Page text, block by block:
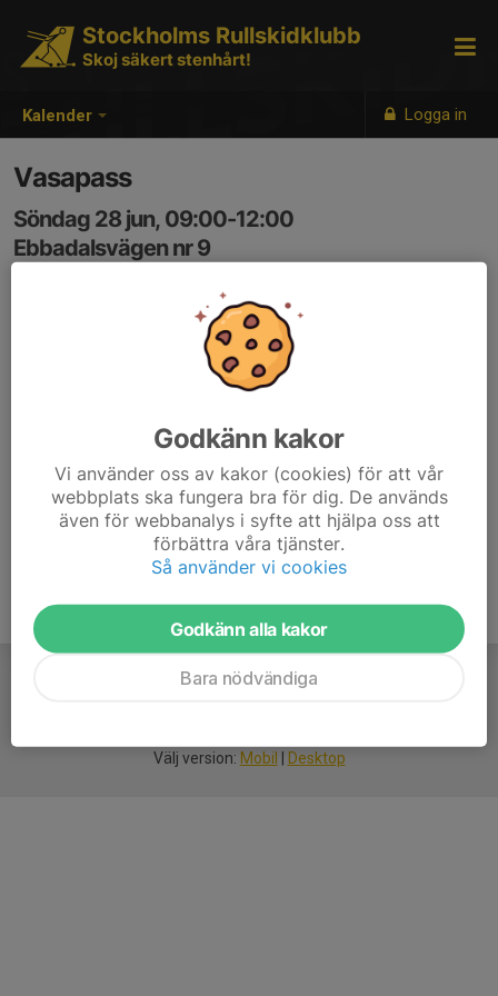
Kalender Logga in
Stockholms Rullskidklubb
Skoj säkert stenhårt!
Vasapass
Söndag 28 jun, 09:00-12:00
Ebbadalsvägen nr 9
Samling: 08:55, Ebbadalsvägen, parkeringen
Vi rullar ca 3 timmar med intervaller vid var timme.
Välj version: Mobil Desktop
Godkänn kakor
Vi använder oss av kakor (cookies) för att vår
webbplats ska fungera bra för dig. De används
även för webbanalys i syfte att hjälpa oss att
förbättra våra tjänster.
Så använder vi cookies
Godkänn alla kakor
Bara nödvändiga